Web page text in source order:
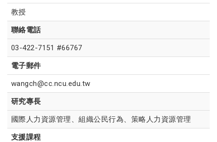
教授
聯絡電話
03-422-7151 #66767
電子郵件
wangch@cc.ncu.edu.tw
研究專長
國際人力資源管理、組織公民行為、策略人力資源管理
支援課程